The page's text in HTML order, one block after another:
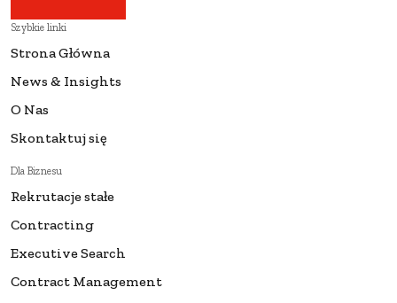
Szybkie linki
Strona Główna
News & Insights
O Nas
Skontaktuj się
Dla Biznesu
Rekrutacje stałe
Contracting
Executive Search
Contract Management